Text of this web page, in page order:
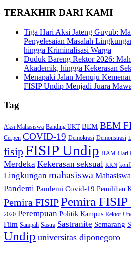
TERAKHIR DARI KAMI
Tiga Hari Aksi Jateng Guyub:
Penyelesaian Masalah
hingga Kriminalisasi Warga
Duduk Bareng Rektor 2026:
Akademik, hingga Kekerasan
Menapaki Jalan Menuju
FISIP Undip Menjadi Juara
Tag
Aksi Mahasiswa Banding UKT BEM BEM
Cerpen COVID-19 Demokrasi Demonstrasi
fisipFISIP Undip HAM Hari
Merdeka Kekerasan seksual KKN
Lingkungan mahasiswa
Pandemi Pandemi Covid-19 Pemilihan
Pemira FISIPPemira
2020 Perempuan Politik Kampus Rektor
Film Sampah Sastra Sastranite Semarang
Undip universitas diponegoro